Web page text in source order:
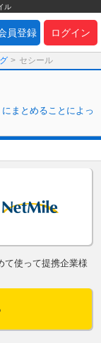
ル
ログイン
員登録
> セシール
まとめることによっ
て使って提携企業様